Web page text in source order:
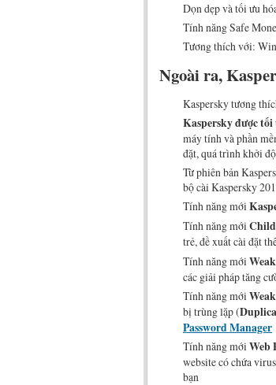
Dọn dẹp và tối ưu
Tính năng Safe
Tương thích với:
Ngoài ra,
Kaspersky tương
Kaspersky được
máy tính và phần
đặt, quá trình khởi
Từ phiên bản
bộ cài Kaspersky
Tính năng mới
Tính năng mới
trẻ, đề xuất cài đặt
Tính năng mới
các giải pháp tăng
Tính năng mới
bị trùng lặp (
Password Manager
Tính năng mớiWeb
website có chứa
bạn